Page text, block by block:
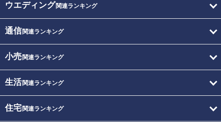
ウエディング関連ランキング
通信関連ランキング
小売関連ランキング
生活関連ランキング
住宅関連ランキング